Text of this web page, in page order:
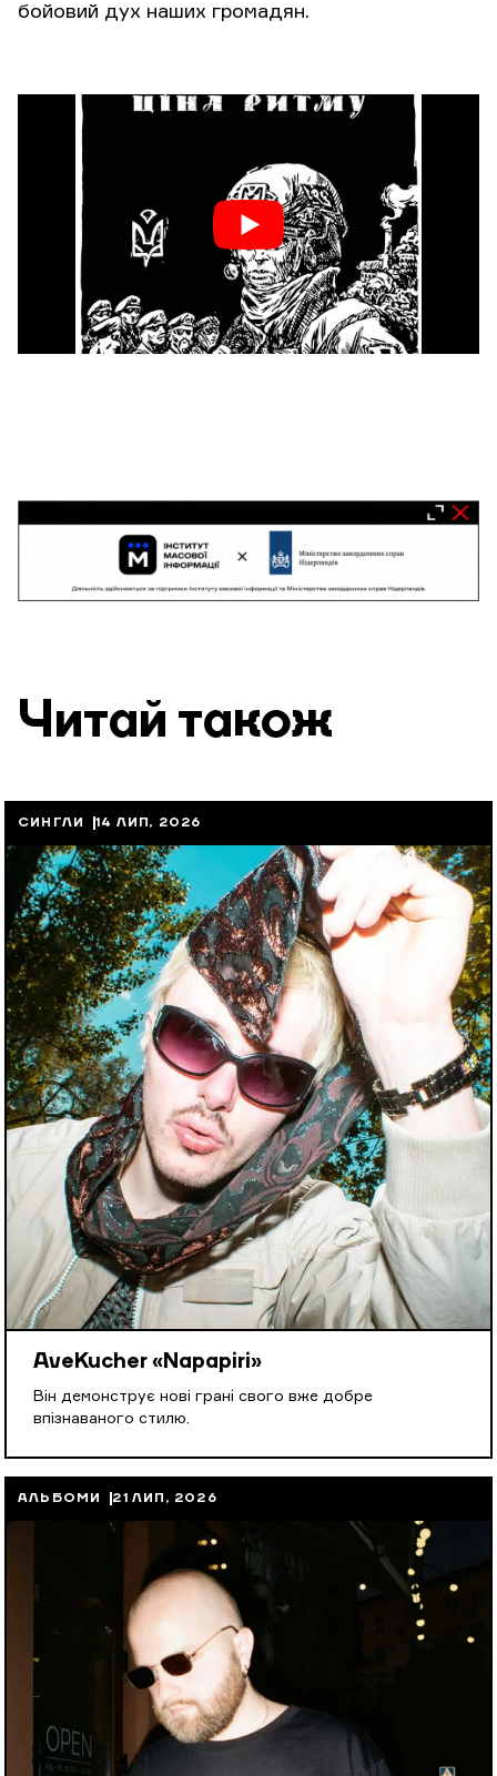
бойовий дух наших громадян.
Читай також
СИНГЛИ 14 ЛИП, 2026
AveKucher «Napapiri»
Він демонструє нові грані свого вже добре
впізнаваного стилю.
АЛЬБОМИ 21 ЛИП, 2026